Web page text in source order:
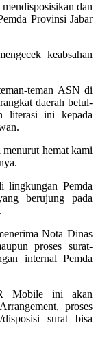
dan
Provinsi Jabar
keabsahan
teman ASN di
daerah betul-
literasi ini kepada
hemat kami
lingkungan Pemda
berujung pada
Nota Dinas
proses surat-
internal Pemda
Mobile ini akan
proses
disposisi surat bisa